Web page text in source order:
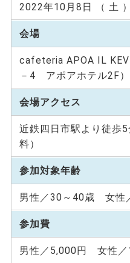
2022年10月8日 （ 土 ）
会場
cafeteria APOA IL
－4 アポアホテル2F）
会場アクセス
近鉄四日市駅より徒
料）
参加対象年齢
男性／30～40歳 女性
参加費
男性／5,000円 女性／